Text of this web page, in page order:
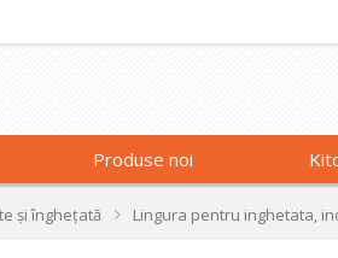
Produse noi
și înghețată Lingura pentru inghetata,